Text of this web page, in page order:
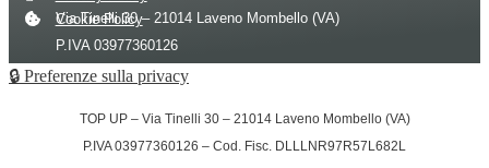
Via Tinelli 30 – 21014 Laveno Mombello (VA)
P.IVA 03977360126
Cod. Fisc. DLLLNR97R57L682L
Cookie Policy
© 2026 – Tutti i diritti riservati a Top Up
🔒 Preferenze sulla privacy
TOP UP – Via Tinelli 30 – 21014 Laveno Mombello (VA)
P.IVA 03977360126 – Cod. Fisc. DLLLNR97R57L682L